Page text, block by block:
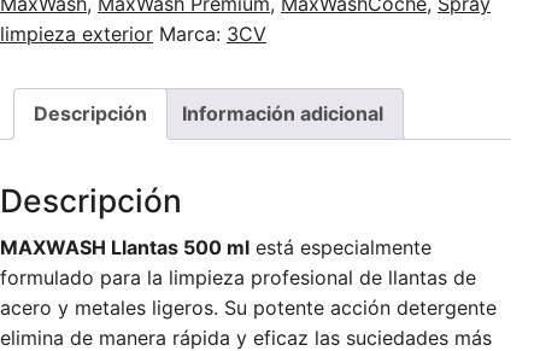
limpieza exterior Marca: 3CV
Descripción Información adicional
Descripción
MAXWASH Llantas 500 ml está especialmente
formulado para la limpieza profesional de llantas de
acero y metales ligeros. Su potente acción detergente
elimina de manera rápida y eficaz las suciedades más